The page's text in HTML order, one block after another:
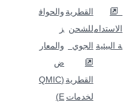
الاستدام
ة البيئية
القطرية
للشحن
الجوي
القطرية
لخدمات
والحواف
ز
والمعار
ض
(QMIC
E)